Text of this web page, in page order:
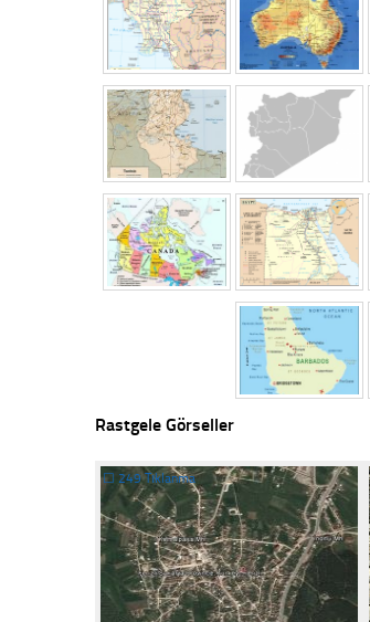
Rastgele Görseller
☐249 Tıklanma